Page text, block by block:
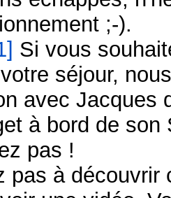
;-).
Si vous
séjour,
avec Jacques
à bord de
pas !
pas à